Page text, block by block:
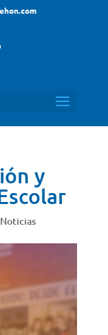
y
Noticias